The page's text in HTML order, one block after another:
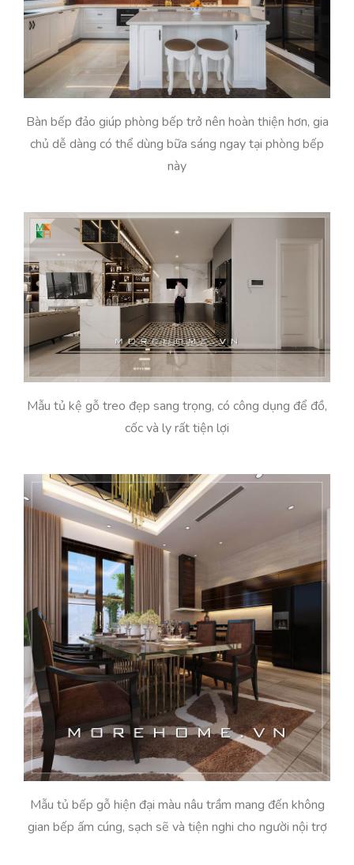
Bàn bếp đảo giúp phòng bếp trở nên hoàn thiện hơn, gia
chủ dễ dàng có thể dùng bữa sáng ngay tại phòng bếp
này
Mẫu tủ kệ gỗ treo đẹp sang trọng, có công dụng để đồ,
cốc và ly rất tiện lợi
Mẫu tủ bếp gỗ hiện đại màu nâu trầm mang đến không
gian bếp ấm cúng, sạch sẽ và tiện nghi cho người nội trợ